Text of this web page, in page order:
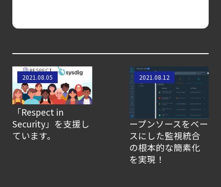
【ブログ】
標準ツールでは守れない？
Sysdig Secure
によるセキュリティの新常識
Sysdigは、業界から
ハラスメントをな
くすために
「Respect in
Security」を支援し
ています。
2021.08.05
痛みを伴わず、より
多くの恩恵を得る
ことができます。
Sysdig Monitorがオ
ープンソースをベー
スにした監視統合
の根本的な簡素化
を実現！
2021.08.12